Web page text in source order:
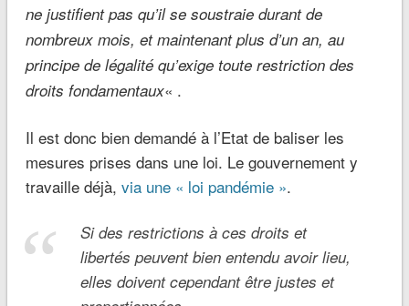
ne justifient pas qu’il se soustraie durant de
nombreux mois, et maintenant plus d’un an, au
principe de légalité qu’exige toute restriction des
droits fondamentaux« .
Il est donc bien demandé à l’Etat de baliser les
mesures prises dans une loi. Le gouvernement y
travaille déjà, via une « loi pandémie ».
Si des restrictions à ces droits et
libertés peuvent bien entendu avoir lieu,
elles doivent cependant être justes et